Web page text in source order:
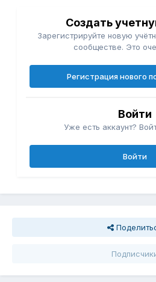
Создать
Зарегистрируйте новую
сообществе. Это
Регистрация нового
Войти
Уже есть аккаунт?
Войти